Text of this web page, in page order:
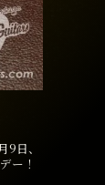
日、
ー！